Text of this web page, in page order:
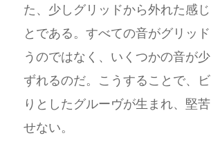
た、少しグリッドから外れた感
とである。すべての音がグリッ
うのではなく、いくつかの音が
ずれるのだ。こうすることで、
りとしたグルーヴが生まれ、堅
せない。